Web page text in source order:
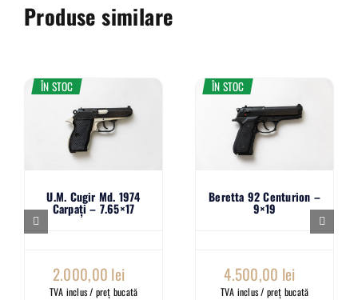
Produse similare
U.M. Cugir Md. 1974
Carpați – 7.65×17
2.000,00 lei
ÎN STOC
TVA inclus / preț bucată
Beretta 92 Centurion –
9×19
4.500,00 lei
ÎN STOC
TVA inclus / preț bucată